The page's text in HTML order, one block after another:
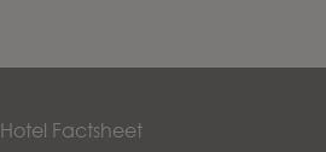
Hotel Factsheet